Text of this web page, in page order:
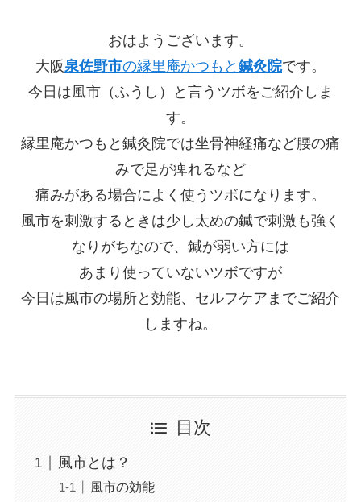
おはようございます。
大阪泉佐野市の縁里庵かつもと 鍼灸院です。
今日は風市（ふうし）と言うツボをご紹介しま
す。
縁里庵かつもと鍼灸院では坐骨神経痛など腰の痛
みで足が痺れるなど
痛みがある場合によく使うツボになります。
風市を刺激するときは少し太めの鍼で刺激も強く
なりがちなので、鍼が弱い方には
あまり使っていないツボですが
今日は風市の場所と効能、セルフケアまでご紹介
しますね。
目次
風市とは？
風市の効能